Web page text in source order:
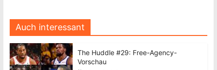
Auch interessant
The Huddle #29: Free-Agency-
Vorschau